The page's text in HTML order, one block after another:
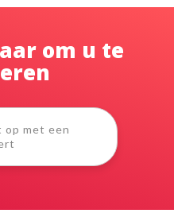
om u te
op met een